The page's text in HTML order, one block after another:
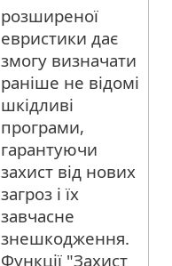
розширеної
евристики дає
змогу визначати
раніше не відомі
шкідливі
програми,
гарантуючи
захист від нових
загроз і їх
завчасне
знешкодження.
Функції "Захист